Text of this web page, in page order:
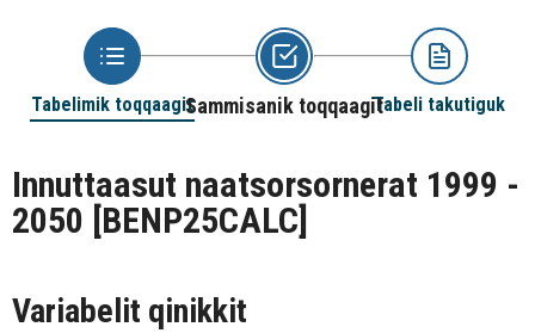
Tabelimik toqqaagitSammisanik toqqaagitTabeli takutiguk
Innuttaasut naatsorsornerat 1999 -
2050 [BENP25CALC]
Variabelit qinikkit